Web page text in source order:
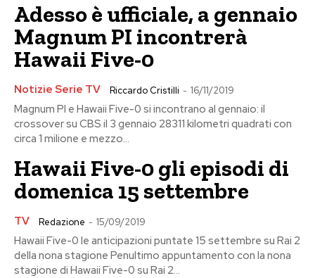
Adesso è ufficiale, a gennaio
Magnum PI incontrerà
Hawaii Five-0
Notizie Serie TV Riccardo Cristilli - 16/11/2019
Magnum PI e Hawaii Five-0 si incontrano al gennaio: il
crossover su CBS il 3 gennaio 28311 kilometri quadrati con
circa 1 milione e mezzo...
Hawaii Five-0 gli episodi di
domenica 15 settembre
TV Redazione - 15/09/2019
Hawaii Five-0 le anticipazioni puntate 15 settembre su Rai 2
della nona stagione Penultimo appuntamento con la nona
stagione di Hawaii Five-0 su Rai 2...